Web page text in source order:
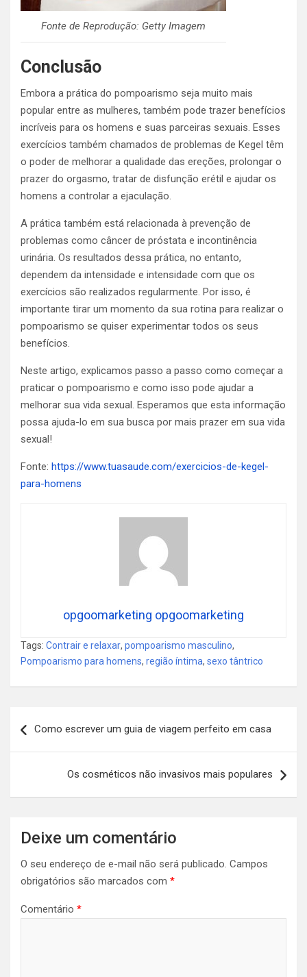
Fonte de Reprodução: Getty Imagem
Conclusão
Embora a prática do pompoarismo seja muito mais
popular entre as mulheres, também pode trazer benefícios
incríveis para os homens e suas parceiras sexuais. Esses
exercícios também chamados de problemas de Kegel têm
o poder de melhorar a qualidade das ereções, prolongar o
prazer do orgasmo, tratar de disfunção erétil e ajudar os
homens a controlar a ejaculação.
A prática também está relacionada à prevenção de
problemas como câncer de próstata e incontinência
urinária. Os resultados dessa prática, no entanto,
dependem da intensidade e intensidade com que os
exercícios são realizados regularmente. Por isso, é
importante tirar um momento da sua rotina para realizar o
pompoarismo se quiser experimentar todos os seus
benefícios.
Neste artigo, explicamos passo a passo como começar a
praticar o pompoarismo e como isso pode ajudar a
melhorar sua vida sexual. Esperamos que esta informação
possa ajuda-lo em sua busca por mais prazer em sua vida
sexual!
Fonte: https://www.tuasaude.com/exercicios-de-kegel-
para-homens
opgoomarketing opgoomarketing
Tags: Contrair e relaxar, pompoarismo masculino,
Pompoarismo para homens, região íntima, sexo tântrico
de
Como escrever um guia de viagem perfeito em casa
Os cosméticos não invasivos mais populares
Deixe um comentário
O seu endereço de e-mail não será publicado. Campos
obrigatórios são marcados com *
Comentário *